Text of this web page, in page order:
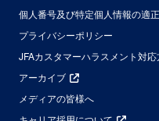
個人番号及び特定個人情報の適
プライバシーポリシー
JFAカスタマーハラスメント対
アーカイブ
メディアの皆様へ